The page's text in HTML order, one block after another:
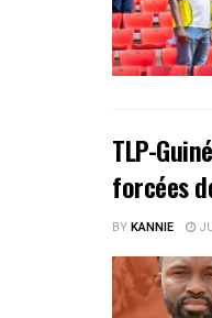
TLP-
forcées
BYKANNIE